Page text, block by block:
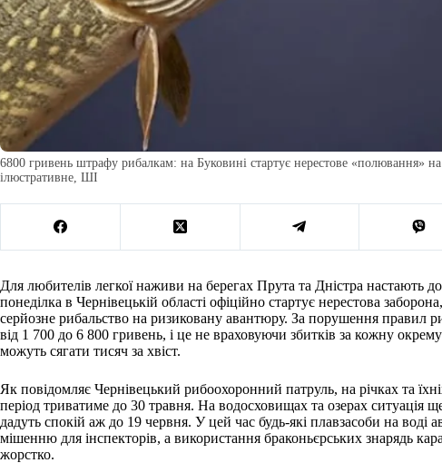
6800 гривень штрафу рибалкам: на Буковині стартує нерестове «полювання»
ілюстративне, ШІ
Для любителів легкої наживи на берегах Прута та Дністра настають
понеділка в Чернівецькій області офіційно стартує нерестова
серйозне рибальство на ризиковану авантюру. За порушення правил
від 1 700 до 6 800 гривень, і це не враховуючи збитків за кожну
можуть сягати тисяч за хвіст.
Як повідомляє Чернівецький рибоохоронний патруль, на річках та
період триватиме до 30 травня. На водосховищах та озерах ситуація
дадуть спокій аж до 19 червня. У цей час будь-які плавзасоби на воді
мішенню для інспекторів, а використання браконьєрських знарядь
жорстко.